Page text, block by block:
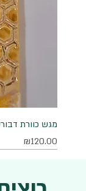
מגש כוורת
מחיר
₪120.00